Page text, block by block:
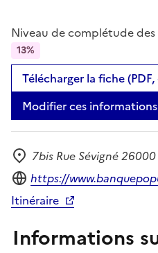
Niveau de complétude
13%
Télécharger la fiche
Modifier ces informations
Adresse
7bis Rue Sévigné
Site internet
https://
Itinéraire
Informations